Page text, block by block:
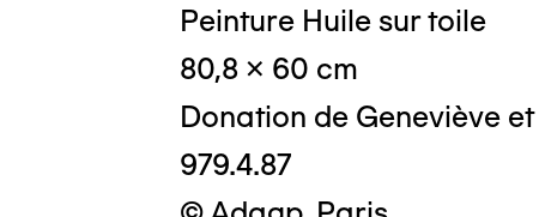
Peinture Huile sur toile
80,8 x 60 cm
Donation de Geneviève
979.4.87